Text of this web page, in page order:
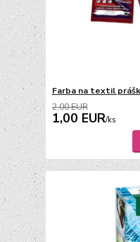
Farba na textil
2,00 EUR
1,00 EUR/ks